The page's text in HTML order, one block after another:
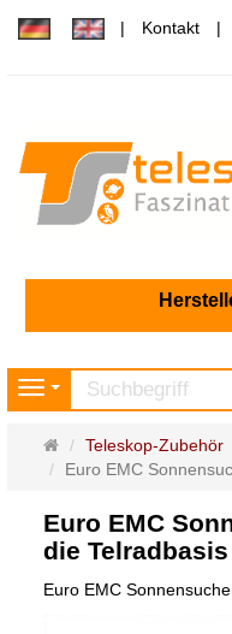
Kontakt
Navigation
Startseite
Teleskop-Zubehör
Euro EMC
Euro EMC
die Telradbasis
Euro EMC